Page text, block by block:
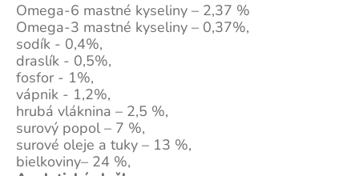
bielkoviny– 24 %,
surové oleje a tuky – 13 %,
surový popol – 7 %,
hrubá vláknina – 2,5 %,
vápnik - 1,2%,
fosfor - 1%,
draslík - 0,5%,
sodík - 0,4%,
Omega-3 mastné kyseliny – 0,37%,
Omega-6 mastné kyseliny – 2,37 %